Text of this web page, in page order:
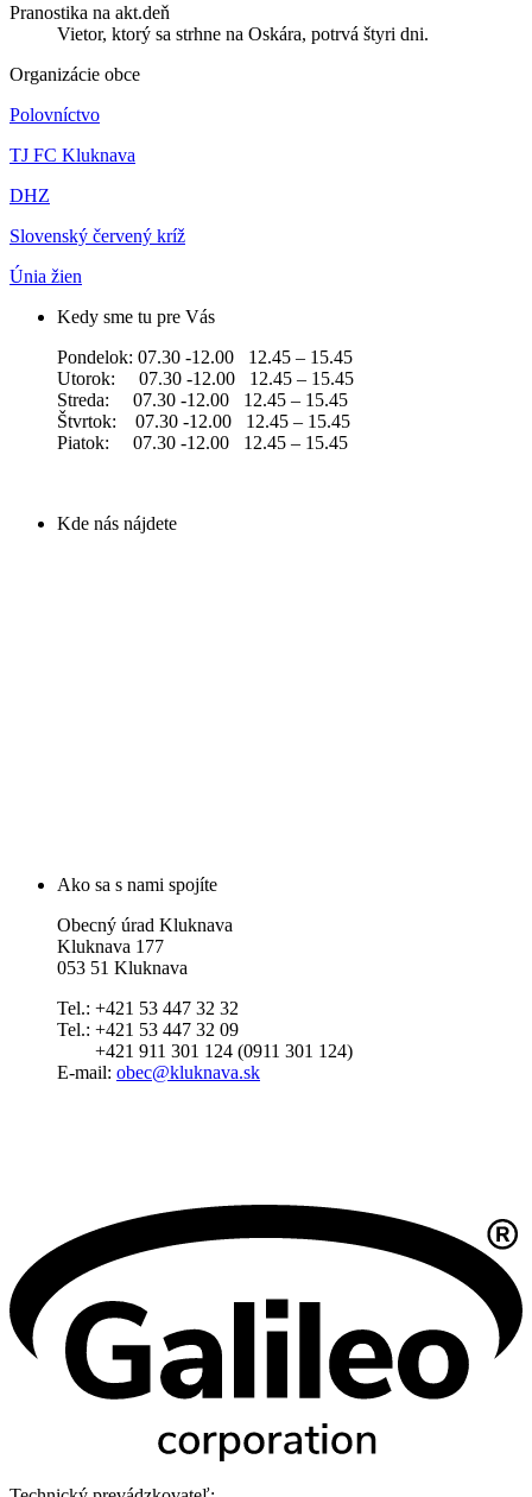
Pranostika na akt.deň
Vietor, ktorý sa strhne na Oskára, potrvá štyri dni.
Organizácie obce
Polovníctvo
TJ FC Kluknava
DHZ
Slovenský červený kríž
Únia žien
Kedy sme tu pre Vás
Pondelok: 07.30 -12.00 12.45 – 15.45
Utorok: 07.30 -12.00 12.45 – 15.45
Streda: 07.30 -12.00 12.45 – 15.45
Štvrtok: 07.30 -12.00 12.45 – 15.45
Piatok: 07.30 -12.00 12.45 – 15.45
Kde nás nájdete
Ako sa s nami spojíte
Obecný úrad Kluknava
Kluknava 177
053 51 Kluknava
Tel.: +421 53 447 32 32
Tel.: +421 53 447 32 09
+421 911 301 124 (0911 301 124)
E-mail: obec@kluknava.sk